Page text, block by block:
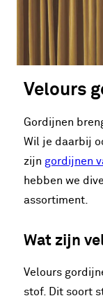
Velours
Gordijnen
Wil je daarbij
zijn gordijnen
hebben we
assortiment.
Wat zijn
Velours
stof. Dit soort